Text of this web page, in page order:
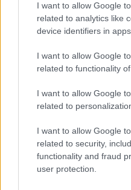
I want to allow Google
related to analytics like
device identifiers in apps.
I want to allow Google
related to functionality
I want to allow Google
related to
I want to allow Google
related to security,
functionality and fraud
user protection.
• Mε 2,06 ευρώ το
περιοχή (π.χ. Αττική), ο
πετρέλαιο κίνησης, για 60
με τιμή 1,62 ευρώ.
• Με 2,55 ευρώ η βενζίνη
Δωδεκάνησα), ο
60 λίτρα κατανάλωση
• Με 2,22 ευρώ το
περιοχή (π.χ. Κυκλάδες),
πετρέλαιο κίνησης, για 60
με τιμή 1,66 ευρώ.